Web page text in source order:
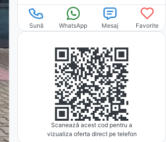
Sună WhatsApp Mesaj Favorite
Scanează acest cod pentru a
vizualiza oferta direct pe telefon